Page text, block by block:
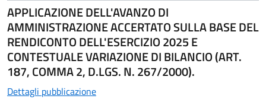
APPLICAZIONE DELL'AVANZO DI
AMMINISTRAZIONE ACCERTATO SULLA BASE DEL
RENDICONTO DELL'ESERCIZIO 2025 E
CONTESTUALE VARIAZIONE DI BILANCIO (ART.
187, COMMA 2, D.LGS. N. 267/2000).
Dettagli pubblicazione